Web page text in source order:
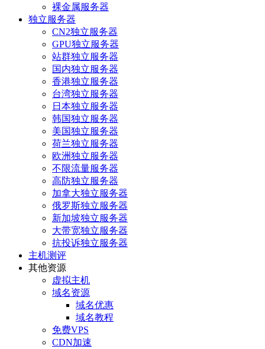
裸金属服务器
独立服务器
CN2独立服务器
GPU独立服务器
站群独立服务器
国内独立服务器
香港独立服务器
台湾独立服务器
日本独立服务器
韩国独立服务器
美国独立服务器
荷兰独立服务器
欧洲独立服务器
不限流量服务器
高防独立服务器
加拿大独立服务器
俄罗斯独立服务器
新加坡独立服务器
大带宽独立服务器
抗投诉独立服务器
主机测评
其他资源
虚拟主机
域名资源
域名优惠
域名教程
免费VPS
CDN加速